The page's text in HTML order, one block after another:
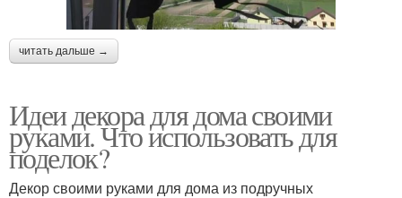
читать дальше →
Идеи декора для дома своими
руками. Что использовать для
поделок?
Декор своими руками для дома из подручных